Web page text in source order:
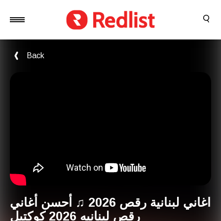
Back
اغاني لبنانية رقص 2026 ♫ أحسن أغاني
رقص لبنانيه 2026 كوكتيل